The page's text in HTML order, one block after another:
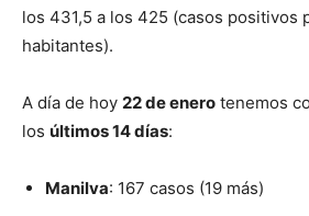
los 431,5 a los 425 (casos positivos
habitantes).
A día de hoy 22 de enero tenemos
los últimos 14 días:
Manilva: 167 casos (19 más)